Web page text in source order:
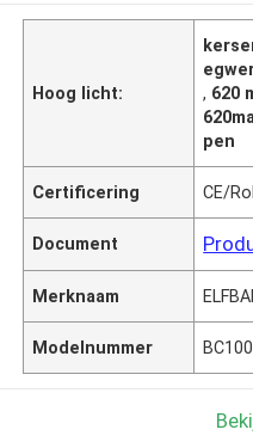
Hoog licht:
, 620
pen
Certificering CE/
Document
Merknaam
Modelnummer